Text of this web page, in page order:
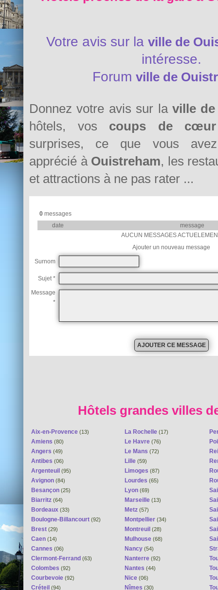
Votre avis sur la ville de
intéresse.
Forum ville de
Donnez votre avis sur la ville
hôtels, vos coups de cœur
surprises, ce que vous avez
apprécié à Ouistreham, les
et attractions à ne pas rater ...
0messages
date
message
AUCUN MESSAGES
Ajouter un nouveau message
Surnom
Sujet *
Message
*
Hôtels grandes villes
Aix-en-Provence (13)
Amiens (80)
Angers (49)
Antibes (06)
Argenteuil (95)
Avignon (84)
Besançon (25)
Biarritz (64)
Bordeaux (33)
Boulogne-Billancourt (92)
Brest (29)
Caen (14)
Cannes (06)
Clermont-Ferrand (63)
Colombes (92)
Courbevoie (92)
Créteil (94)
La Rochelle (17)
Le Havre (76)
Le Mans (72)
Lille (59)
Limoges (87)
Lourdes (65)
Lyon (69)
Marseille (13)
Metz (57)
Montpellier (34)
Montreuil (28)
Mulhouse (68)
Nancy (54)
Nanterre (92)
Nantes (44)
Nice (06)
Nîmes (30)